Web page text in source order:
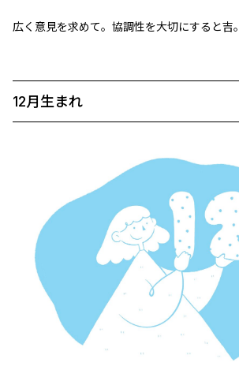
広く意見を求めて。協調性を大切にすると吉。
12月生まれ